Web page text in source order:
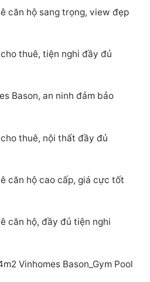
căn hộ sang trọng, view đẹp
thuê, tiện nghi đầy đủ
Bason, an ninh đảm bảo
thuê, nội thất đầy đủ
căn hộ cao cấp, giá cực tốt
căn hộ, đầy đủ tiện nghi
Vinhomes Bason_Gym Pool